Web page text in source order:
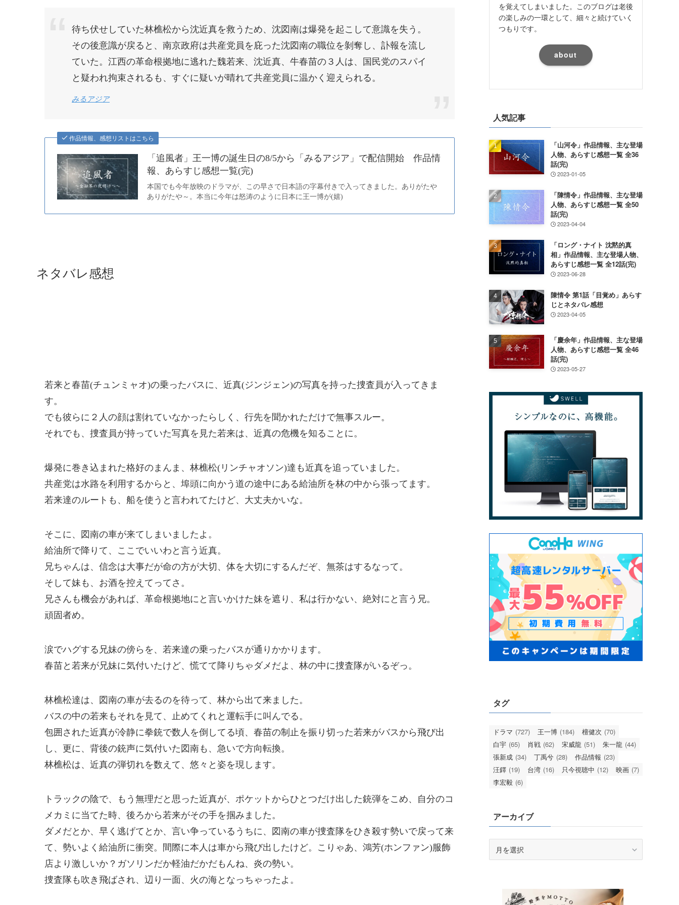
待ち伏せしていた林樵松から沈近真を救うため、沈図南は爆発を起こして意識を失う。
その後意識が戻ると、南京政府は共産党員を庇った沈図南の職位を剝奪し、訃報を流し
ていた。江西の革命根拠地に逃れた魏若来、沈近真、牛春苗の３人は、国民党のスパイ
と疑われ拘束されるも、すぐに疑いが晴れて共産党員に温かく迎えられる。
みるアジア
作品情報、感想リストはこちら
「追風者」王一博の誕生日の8/5から「みるアジア」で配信開始 作品情
報、あらすじ感想一覧(完)
本国でも今年放映のドラマが、この早さで日本語の字幕付きで入ってきました。ありがたや
ありがたや～。本当に今年は怒涛のように日本に王一博が(嬉)
ネタバレ感想
若来と春苗(チュンミャオ)の乗ったバスに、近真(ジンジェン)の写真を持った捜査員が入ってきま
す。
でも彼らに２人の顔は割れていなかったらしく、行先を聞かれただけで無事スルー。
それでも、捜査員が持っていた写真を見た若来は、近真の危機を知ることに。
爆発に巻き込まれた格好のまんま、林樵松(リンチャオソン)達も近真を追っていました。
共産党は水路を利用するからと、埠頭に向かう道の途中にある給油所を林の中から張ってます。
若来達のルートも、船を使うと言われてたけど、大丈夫かいな。
そこに、図南の車が来てしまいましたよ。
給油所で降りて、ここでいいわと言う近真。
兄ちゃんは、信念は大事だが命の方が大切、体を大切にするんだぞ、無茶はするなって。
そして妹も、お酒を控えてってさ。
兄さんも機会があれば、革命根拠地にと言いかけた妹を遮り、私は行かない、絶対にと言う兄。
頑固者め。
涙でハグする兄妹の傍らを、若来達の乗ったバスが通りかかります。
春苗と若来が兄妹に気付いたけど、慌てて降りちゃダメだよ、林の中に捜査隊がいるぞっ。
林樵松達は、図南の車が去るのを待って、林から出て来ました。
バスの中の若来もそれを見て、止めてくれと運転手に叫んでる。
包囲された近真が冷静に拳銃で数人を倒してる頃、春苗の制止を振り切った若来がバスから飛び出
し、更に、背後の銃声に気付いた図南も、急いで方向転換。
林樵松は、近真の弾切れを数えて、悠々と姿を現します。
トラックの陰で、もう無理だと思った近真が、ポケットからひとつだけ出した銃弾をこめ、自分のコ
メカミに当てた時、後ろから若来がその手を掴みました。
ダメだとか、早く逃げてとか、言い争っているうちに、図南の車が捜査隊をひき殺す勢いで戻って来
て、勢いよく給油所に衝突。間際に本人は車から飛び出したけど。こりゃあ、鴻芳(ホンファン)服飾
店より激しいか？ガソリンだか軽油だかだもんね、炎の勢い。
捜査隊も吹き飛ばされ、辺り一面、火の海となっちゃったよ。
を覚えてしまいました。このブログは老後
の楽しみの一環として、細々と続けていく
つもりです。
about
人気記事
「山河令」作品情報、主な登場
人物、あらすじ感想一覧 全36
話(完)
2023-01-05
「陳情令」作品情報、主な登場
人物、あらすじ感想一覧 全50
話(完)
2023-04-04
「ロング・ナイト 沈黙的真
相」作品情報、主な登場人物、
あらすじ感想一覧 全12話(完)
2023-06-28
陳情令 第1話「目覚め」あらす
じとネタバレ感想
2023-04-05
「慶余年」作品情報、主な登場
人物、あらすじ感想一覧 全46
話(完)
2023-05-27
タグ
ドラマ (727) 王一博 (184) 檀健次 (70)
白宇 (65) 肖戦 (62) 宋威龍 (51) 朱一龍 (44)
張新成 (34) 丁禹兮 (28) 作品情報 (23)
汪鐸 (19) 台湾 (16) 只今視聴中 (12) 映画 (7)
李宏毅 (6)
アーカイブ